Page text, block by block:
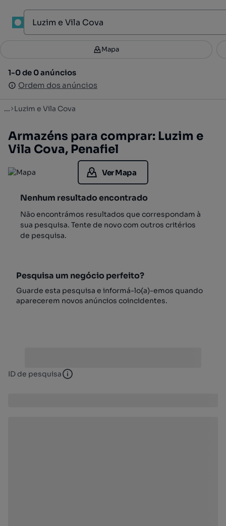
Filtros 2
1-0 de 0 anúncios
Ordem dos anúncios
Mapa
1-0 de 0 anúncios
Ordem dos anúncios
... Luzim e Vila Cova
Armazéns para comprar: Luzim e
Vila Cova, Penafiel
Ver Mapa
Nenhum resultado encontrado
Não encontrámos resultados que correspondam à
sua pesquisa. Tente de novo com outros critérios
de pesquisa.
Pesquisa um negócio perfeito?
Guarde esta pesquisa e informá-lo(a)-emos quando
aparecerem novos anúncios coincidentes.
ID de pesquisa ID de pesquisa